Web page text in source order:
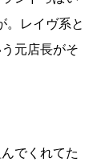
。レイヴ系と
元店長がそ
でくれてた